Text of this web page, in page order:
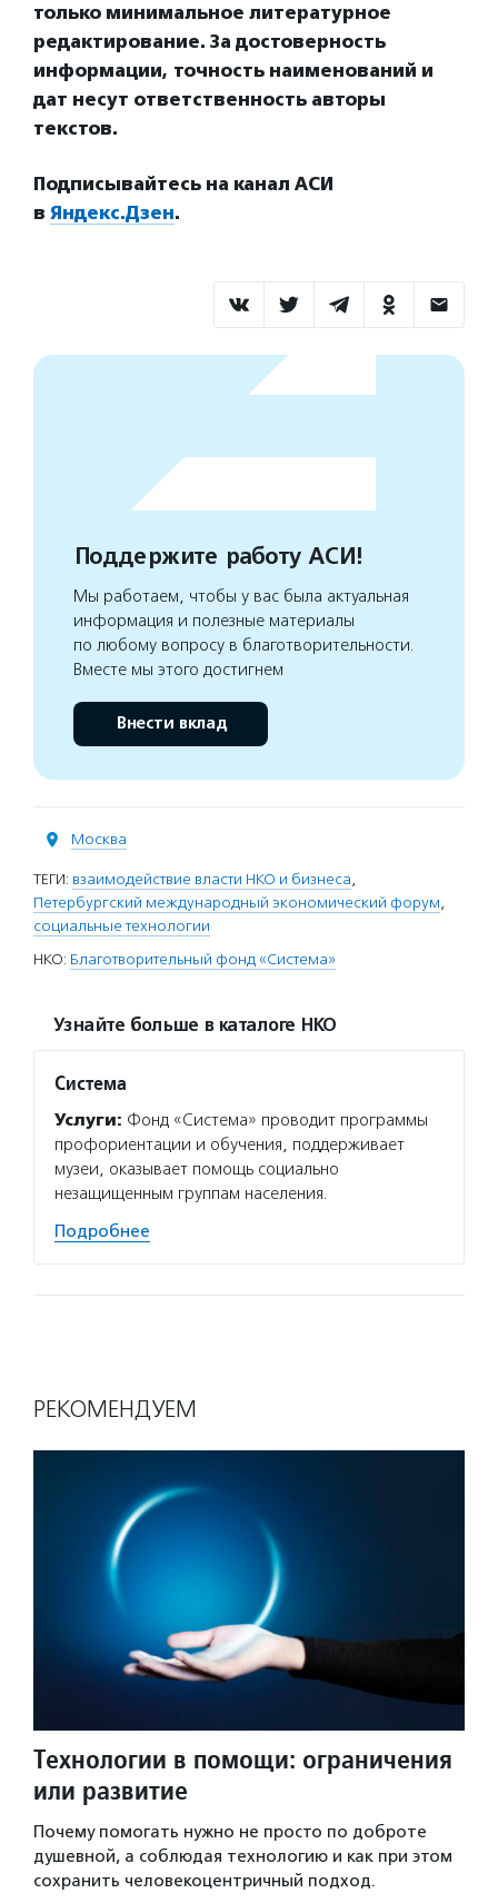
только минимальное литературное
редактирование. За достоверность
информации, точность наименований и
дат несут ответственность авторы
текстов.
Подписывайтесь на канал АСИ
в Яндекс.Дзен.
Поддержите работу АСИ!
Мы работаем, чтобы у вас была актуальная
информация и полезные материалы
по любому вопросу в благотворительности.
Вместе мы этого достигнем
Внести вклад
Москва
ТЕГИ: взаимодействие власти НКО и бизнеса,
Петербургский международный экономический форум,
социальные технологии
НКО: Благотворительный фонд «Система»
Узнайте больше в каталоге НКО
Система
Услуги: Фонд «Система» проводит программы
профориентации и обучения, поддерживает
музеи, оказывает помощь социально
незащищенным группам населения.
Подробнее
РЕКОМЕНДУЕМ
Технологии в помощи: ограничения
или развитие
Почему помогать нужно не просто по доброте
душевной, а соблюдая технологию и как при этом
сохранить человекоцентричный подход.